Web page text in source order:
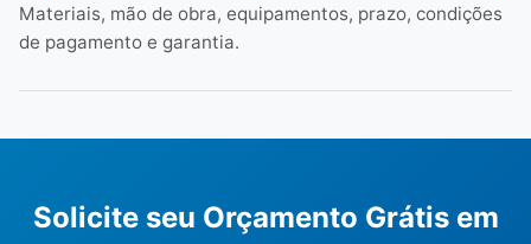
Materiais, mão de obra, equipamentos, prazo, condições
de pagamento e garantia.
Solicite seu Orçamento Grátis em